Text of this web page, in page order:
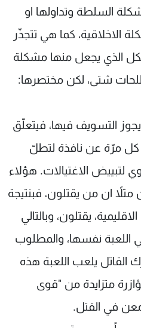
السلطة وتداولها او
الاخلاقية، كما هي تتجذّر
الذي يجعل منها مشكلة
شتى، لكن مختصرها:
يجوز التسويف فيها، فيتعلّق
كل مرّة عن نافذة لتطلّ
لتبييض الاغتيالات. هؤلاء
مثلاً ان من يقتلون، فبنتيجة
يقتلون، وبالتالي
اللعبة نفسها، والمطلوب
القاتل يلعب اللعبة هذه
متزايدة من "قوى
في القتل.
الإسـتخدام
الخصوصية